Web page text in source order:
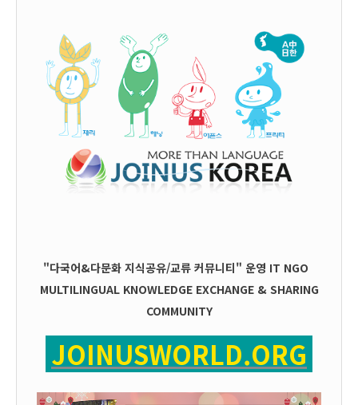
"다국어&다문화 지식공유/교류 커뮤니티" 운영 IT NGO
MULTILINGUAL KNOWLEDGE EXCHANGE & SHARING
COMMUNITY
JOINUSWORLD.ORG